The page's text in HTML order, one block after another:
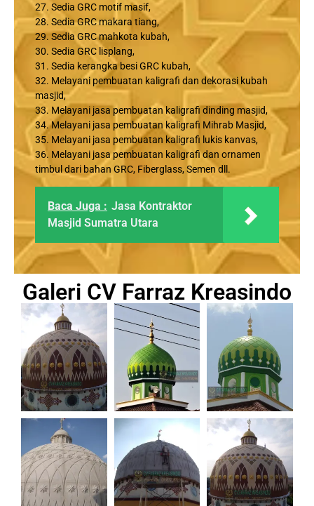
27. Sedia GRC motif masif,
28. Sedia GRC makara tiang,
29. Sedia GRC mahkota kubah,
30. Sedia GRC lisplang,
31. Sedia kerangka besi GRC kubah,
32. Melayani pembuatan kaligrafi dan dekorasi kubah
masjid,
33. Melayani jasa pembuatan kaligrafi dinding masjid,
34. Melayani jasa pembuatan kaligrafi Mihrab Masjid,
35. Melayani jasa pembuatan kaligrafi lukis kanvas,
36. Melayani jasa pembuatan kaligrafi dan ornamen
timbul dari bahan GRC, Fiberglass, Semen dll.
Baca Juga : Jasa Kontraktor
Masjid Sumatra Utara
Galeri CV Farraz Kreasindo